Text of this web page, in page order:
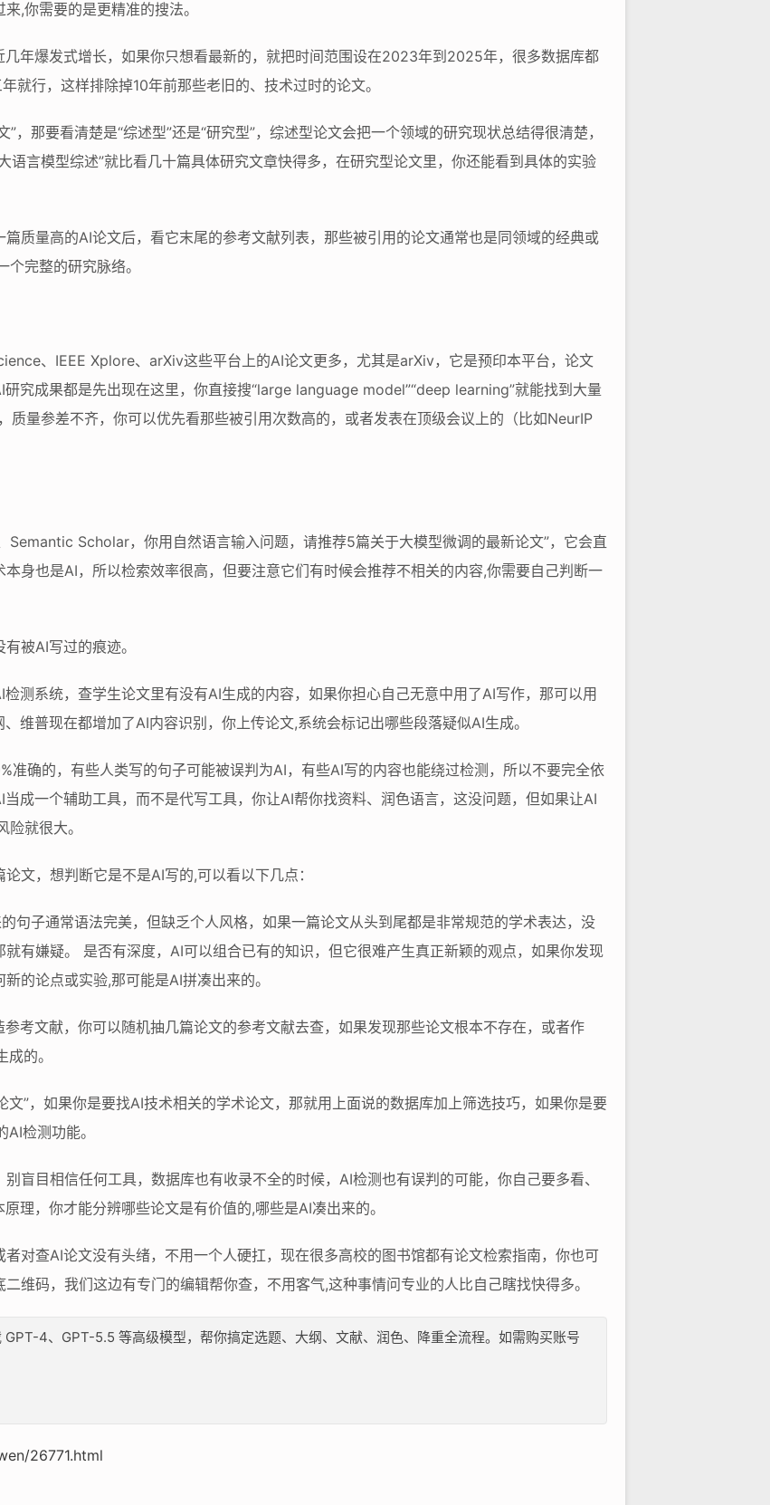
,你需要的是更精准的搜法。
年爆发式增长，如果你只想看最新的，就把时间范围设在2023年到2025年，很多数据库都
就行，这样排除掉10年前那些老旧的、技术过时的论文。
，那要看清楚是“综述型”还是“研究型”，综述型论文会把一个领域的研究现状总结得很清楚，
语言模型综述”就比看几十篇具体研究文章快得多，在研究型论文里，你还能看到具体的实验
质量高的AI论文后，看它末尾的参考文献列表，那些被引用的论文通常也是同领域的经典或
完整的研究脉络。
、IEEE Xplore、arXiv这些平台上的AI论文更多，尤其是arXiv，它是预印本平台，论文
究成果都是先出现在这里，你直接搜“large language model”“deep learning”就能找到大量
质量参差不齐，你可以优先看那些被引用次数高的，或者发表在顶级会议上的（比如NeurIP
Scholar，你用自然语言输入问题，请推荐5篇关于大模型微调的最新论文”，它会直
身也是AI，所以检索效率很高，但要注意它们有时候会推荐不相关的内容,你需要自己判断一
被AI写过的痕迹。
测系统，查学生论文里有没有AI生成的内容，如果你担心自己无意中用了AI写作，那可以用
维普现在都增加了AI内容识别，你上传论文,系统会标记出哪些段落疑似AI生成。
准确的，有些人类写的句子可能被误判为AI，有些AI写的内容也能绕过检测，所以不要完全依
成一个辅助工具，而不是代写工具，你让AI帮你找资料、润色语言，这没问题，但如果让AI
就很大。
文，想判断它是不是AI写的,可以看以下几点：
句子通常语法完美，但缺乏个人风格，如果一篇论文从头到尾都是非常规范的学术表达，没
有嫌疑。 是否有深度，AI可以组合已有的知识，但它很难产生真正新颖的观点，如果你发现
的论点或实验,那可能是AI拼凑出来的。
考文献，你可以随机抽几篇论文的参考文献去查，如果发现那些论文根本不存在，或者作
的。
”，如果你是要找AI技术相关的学术论文，那就用上面说的数据库加上筛选技巧，如果你是要
检测功能。
盲目相信任何工具，数据库也有收录不全的时候，AI检测也有误判的可能，你自己要多看、
理，你才能分辨哪些论文是有价值的,哪些是AI凑出来的。
对查AI论文没有头绪，不用一个人硬扛，现在很多高校的图书馆都有论文检索指南，你也可
维码，我们这边有专门的编辑帮你查，不用客气,这种事情问专业的人比自己瞎找快得多。
4、GPT-5.5 等高级模型，帮你搞定选题、大纲、文献、润色、降重全流程。如需购买账号
26771.html